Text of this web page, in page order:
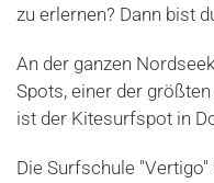
zu erlernen? Dann bist
An der ganzen
Spots, einer der
ist der Kitesurfspot in
Die Surfschule